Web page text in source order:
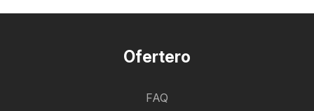
Ofertero
FAQ